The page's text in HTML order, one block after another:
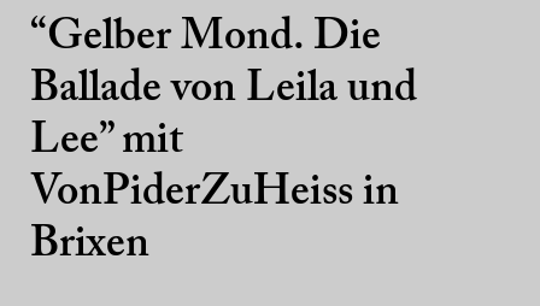
“Gelber Mond. Die
Ballade von Leila und
Lee” mit
VonPiderZuHeiss in
Brixen